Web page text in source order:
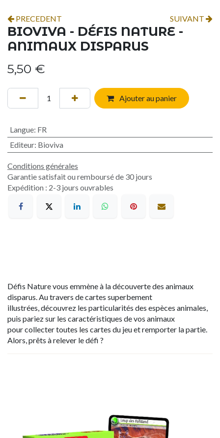
PRECEDENT SUIVANT
BIOVIVA - DÉFIS NATURE -
ANIMAUX DISPARUS
5,50 €
Ajouter au panier
Langue: FR
Editeur: Bioviva
Conditions générales
Garantie satisfait ou remboursé de 30 jours
Expédition : 2-3 jours ouvrables
Défis Nature vous emmène à la découverte des animaux
disparus. Au travers de cartes superbement
illustrées, découvrez les particularités des espèces animales,
puis pariez sur les caractéristiques de vos animaux
pour collecter toutes les cartes du jeu et remporter la partie.
Alors, prêts à relever le défi ?